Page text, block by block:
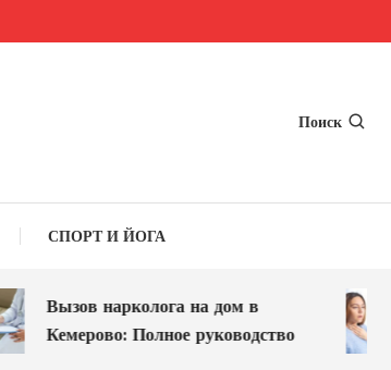
Поиск
СПОРТ И ЙОГА
Вызов нарколога на дом в
Кемерово: Полное руководство